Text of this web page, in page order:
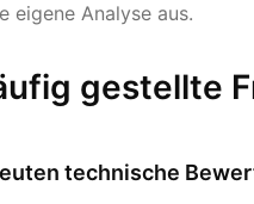
eigene Analyse aus.
gestellte
technische